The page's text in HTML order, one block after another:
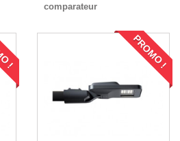
comparateur
! PROMO !